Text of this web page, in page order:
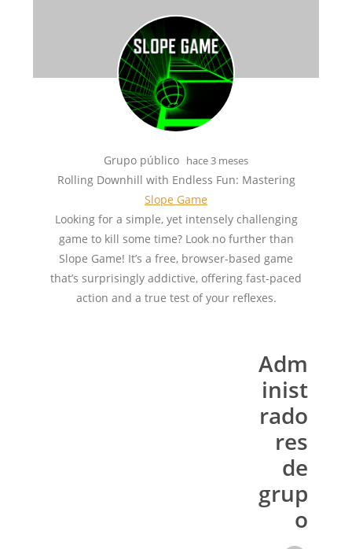
Grupo público hace 3 meses
Rolling Downhill with Endless Fun: Mastering
Slope Game
Looking for a simple, yet intensely challenging
game to kill some time? Look no further than
Slope Game! It’s a free, browser-based game
that’s surprisingly addictive, offering fast-paced
action and a true test of your reflexes.
Adm
inist
rado
res
de
grup
o